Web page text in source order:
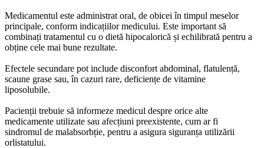
Medicamentul este administrat oral, de obicei în timpul meselor
principale, conform indicațiilor medicului. Este important să
combinați tratamentul cu o dietă hipocalorică și echilibrată pentru a
obține cele mai bune rezultate.
Efectele secundare pot include disconfort abdominal, flatulență,
scaune grase sau, în cazuri rare, deficiențe de vitamine
liposolubile.
Pacienții trebuie să informeze medicul despre orice alte
medicamente utilizate sau afecțiuni preexistente, cum ar fi
sindromul de malabsorbție, pentru a asigura siguranța utilizării
orlistatului.